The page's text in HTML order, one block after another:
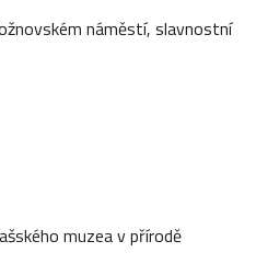
náměstí, slavnostní
muzea v přírodě